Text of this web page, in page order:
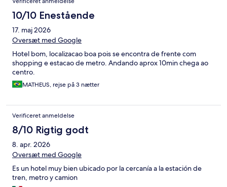
10/10 Enestående
17. maj 2026
Oversæt med Google
Hotel bom, localizacao boa pois se encontra de frente com
shopping e estacao de metro. Andando aprox 10min chega ao
centro.
MATHEUS, rejse på 3 nætter
Verificeret anmeldelse
8/10 Rigtig godt
8. apr. 2026
Oversæt med Google
Es un hotel muy bien ubicado por la cercanía a la estación de
tren, metro y camion